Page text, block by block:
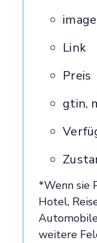
Link
Preis
gtin,
*Wenn sie
Hotel,
weitere